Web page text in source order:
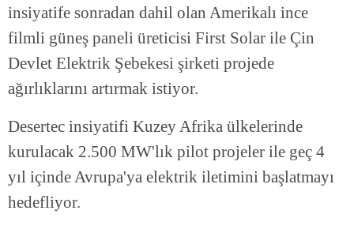
insiyatife sonradan dahil olan Amerikalı ince
filmli güneş paneli üreticisi First Solar ile Çin
Devlet Elektrik Şebekesi şirketi projede
ağırlıklarını artırmak istiyor.
Desertec insiyatifi Kuzey Afrika ülkelerinde
kurulacak 2.500 MW'lık pilot projeler ile geç 4
yıl içinde Avrupa'ya elektrik iletimini başlatmayı
hedefliyor.